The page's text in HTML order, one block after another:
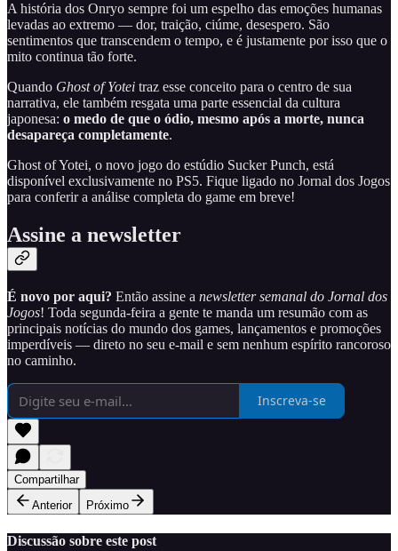
A história dos Onryo sempre foi um espelho das emoções humanas
levadas ao extremo — dor, traição, ciúme, desespero. São
sentimentos que transcendem o tempo, e é justamente por isso que o
mito continua tão forte.
Quando Ghost of Yotei traz esse conceito para o centro de sua
narrativa, ele também resgata uma parte essencial da cultura
japonesa: o medo de que o ódio, mesmo após a morte, nunca
desapareça completamente.
Ghost of Yotei, o novo jogo do estúdio Sucker Punch, está
disponível exclusivamente no PS5. Fique ligado no Jornal dos Jogos
para conferir a análise completa do game em breve!
Assine a newsletter
É novo por aqui? Então assine a newsletter semanal do Jornal dos
Jogos! Toda segunda-feira a gente te manda um resumão com as
principais notícias do mundo dos games, lançamentos e promoções
imperdíveis — direto no seu e-mail e sem nenhum espírito rancoroso
no caminho.
Inscreva-se
Compartilhar
Anterior
Próximo
Discussão sobre este post